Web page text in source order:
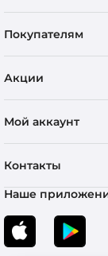
Покупателям
Акции
Мой аккаунт
Контакты
Наше